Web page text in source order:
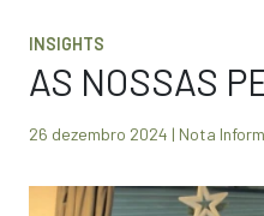
INSIGHTS
AS NOSSAS
26 dezembro 2024 | Nota